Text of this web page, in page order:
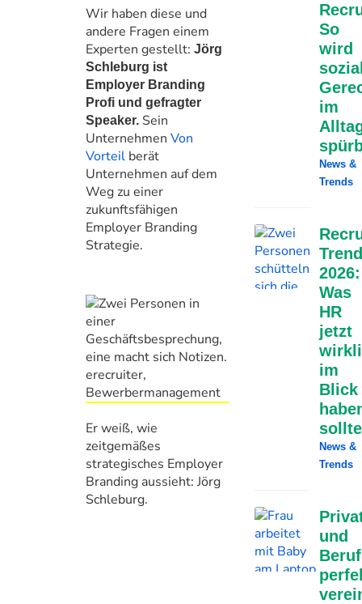
Wir haben diese und
andere Fragen einem
Experten gestellt: Jörg
Schleburg ist
Employer Branding
Profi und gefragter
Speaker.Sein
Unternehmen Von
Vorteilberät
Unternehmen auf dem
Weg zu einer
zukunftsfähigen
Employer Branding
Strategie.
Er weiß, wie
zeitgemäßes
strategisches Employer
Branding aussieht: Jörg
Schleburg.
So
wird
im
News &
Trends
2026:
Was
HR
jetzt
im
Blick
sollte
News &
Trends
und